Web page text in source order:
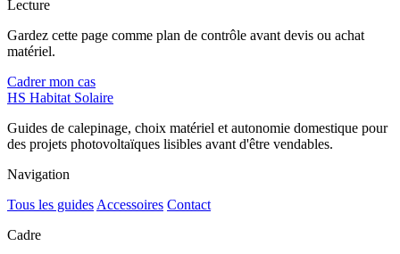
Lecture
Gardez cette page comme plan de contrôle avant devis ou achat
matériel.
Cadrer mon cas
HS Habitat Solaire
Guides de calepinage, choix matériel et autonomie domestique pour
des projets photovoltaïques lisibles avant d'être vendables.
Navigation
Tous les guides Accessoires Contact
Cadre